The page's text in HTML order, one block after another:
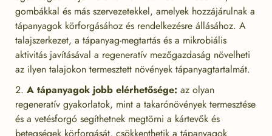
gombákkal és más szervezetekkel, amelyek hozzájárulnak a
tápanyagok körforgásához és rendelkezésre állásához. A
talajszerkezet, a tápanyag-megtartás és a mikrobiális
aktivitás javításával a regeneratív mezőgazdaság növelheti
az ilyen talajokon termesztett növények tápanyagtartalmát.
A tápanyagok jobb elérhetősége: az olyan
regeneratív gyakorlatok, mint a takarónövények termesztése
és a vetésforgó segíthetnek megtörni a kártevők és
betegségek körforgását, csökkenthetik a tápanyagok